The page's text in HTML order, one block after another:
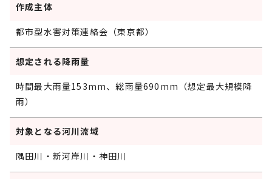
作成主体
都市型水害対策連絡会（東京都）
想定される降雨量
時間最大雨量153mm、総雨量690mm（想定最大規模降
雨）
対象となる河川流域
隅田川・新河岸川・神田川